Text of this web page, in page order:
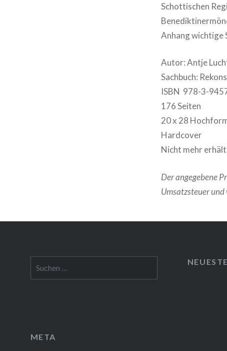
Schottischen
Anhang wichtige
Autor: Antje
Sachbuch:
ISBN 978-3-
176 Seiten
20 x 28
Hardcover
Nicht mehr
Der angegebene
Umsatzsteuer
nach:
META